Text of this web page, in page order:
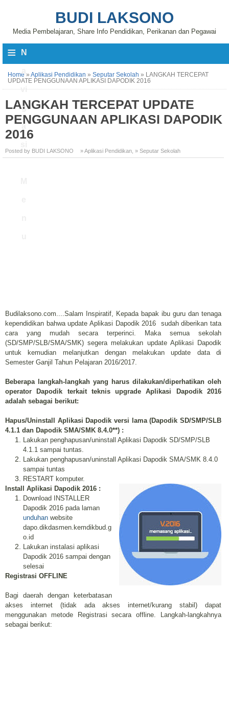
BUDI LAKSONO
Media Pembelajaran, Share Info Pendidikan, Perikanan dan Pegawai
≡ N
vi
g
a
Home » Aplikasi Pendidikan » Seputar Sekolah » LANGKAH TERCEPAT
UPDATE PENGGUNAAN APLIKASI DAPODIK 2016
LANGKAH TERCEPAT UPDATE
PENGGUNAAN APLIKASI DAPODIK
2016
Posted by BUDI LAKSONO » Aplikasi Pendidikan » Seputar Sekolah
Budilaksono.com....Salam Inspiratif, Kepada bapak ibu guru dan tenaga
kependidikan bahwa update Aplikasi Dapodik 2016 sudah diberikan tata
cara yang mudah secara terperinci. Maka semua sekolah
(SD/SMP/SLB/SMA/SMK) segera melakukan update Aplikasi Dapodik
untuk kemudian melanjutkan dengan melakukan update data di
Semester Ganjil Tahun Pelajaran 2016/2017.
Beberapa langkah-langkah yang harus dilakukan/diperhatikan oleh
operator Dapodik terkait teknis upgrade Aplikasi Dapodik 2016
adalah sebagai berikut:
Hapus/Uninstall Aplikasi Dapodik versi lama (Dapodik SD/SMP/SLB
4.1.1 dan Dapodik SMA/SMK 8.4.0**) :
Lakukan penghapusan/uninstall Aplikasi Dapodik SD/SMP/SLB
4.1.1 sampai tuntas.
Lakukan penghapusan/uninstall Aplikasi Dapodik SMA/SMK 8.4.0
sampai tuntas
RESTART komputer.
Install Aplikasi Dapodik 2016 :
Download INSTALLER
Dapodik 2016 pada laman
unduhan website
dapo.dikdasmen.kemdikbud.g
o.id
Lakukan instalasi aplikasi
Dapodik 2016 sampai dengan
selesai
Registrasi OFFLINE
Bagi daerah dengan keterbatasan
akses internet (tidak ada akses internet/kurang stabil) dapat
menggunakan metode Registrasi secara offline. Langkah-langkahnya
sebagai berikut: